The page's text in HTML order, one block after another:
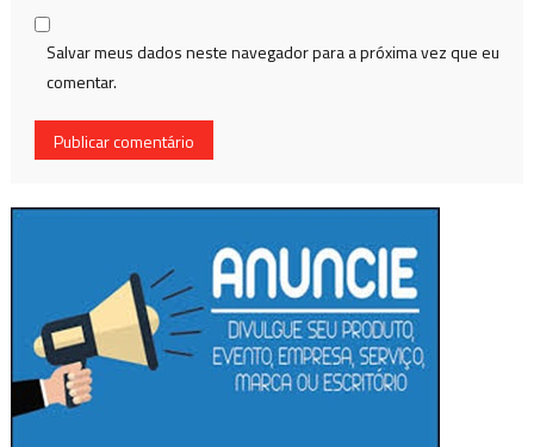
Salvar meus dados neste navegador para a próxima vez que eu
comentar.